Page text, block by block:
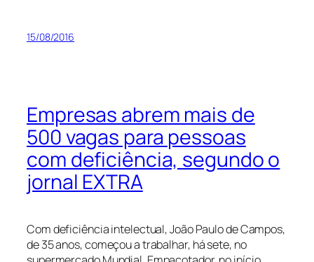
15/08/2016
Empresas abrem mais de
500 vagas para pessoas
com deficiência, segundo o
jornal EXTRA
Com deficiência intelectual, João Paulo de Campos,
de 35 anos, começou a trabalhar, há sete, no